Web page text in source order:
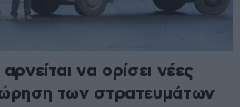
να ορίσει νέες
των στρατευμάτων